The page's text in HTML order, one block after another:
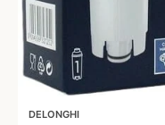
DELONGHI